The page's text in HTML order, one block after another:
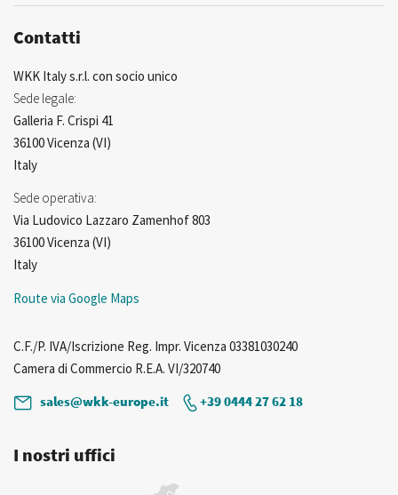
Contatti
WKK Italy s.r.l. con socio unico
Sede legale:
Galleria F. Crispi 41
36100 Vicenza (VI)
Italy
Sede operativa:
Via Ludovico Lazzaro Zamenhof 803
36100 Vicenza (VI)
Italy
Route via Google Maps
C.F./P. IVA/Iscrizione Reg. Impr. Vicenza 03381030240
Camera di Commercio R.E.A. VI/320740
sales@wkk-europe.it
+39 0444 27 62 18
I nostri uffici